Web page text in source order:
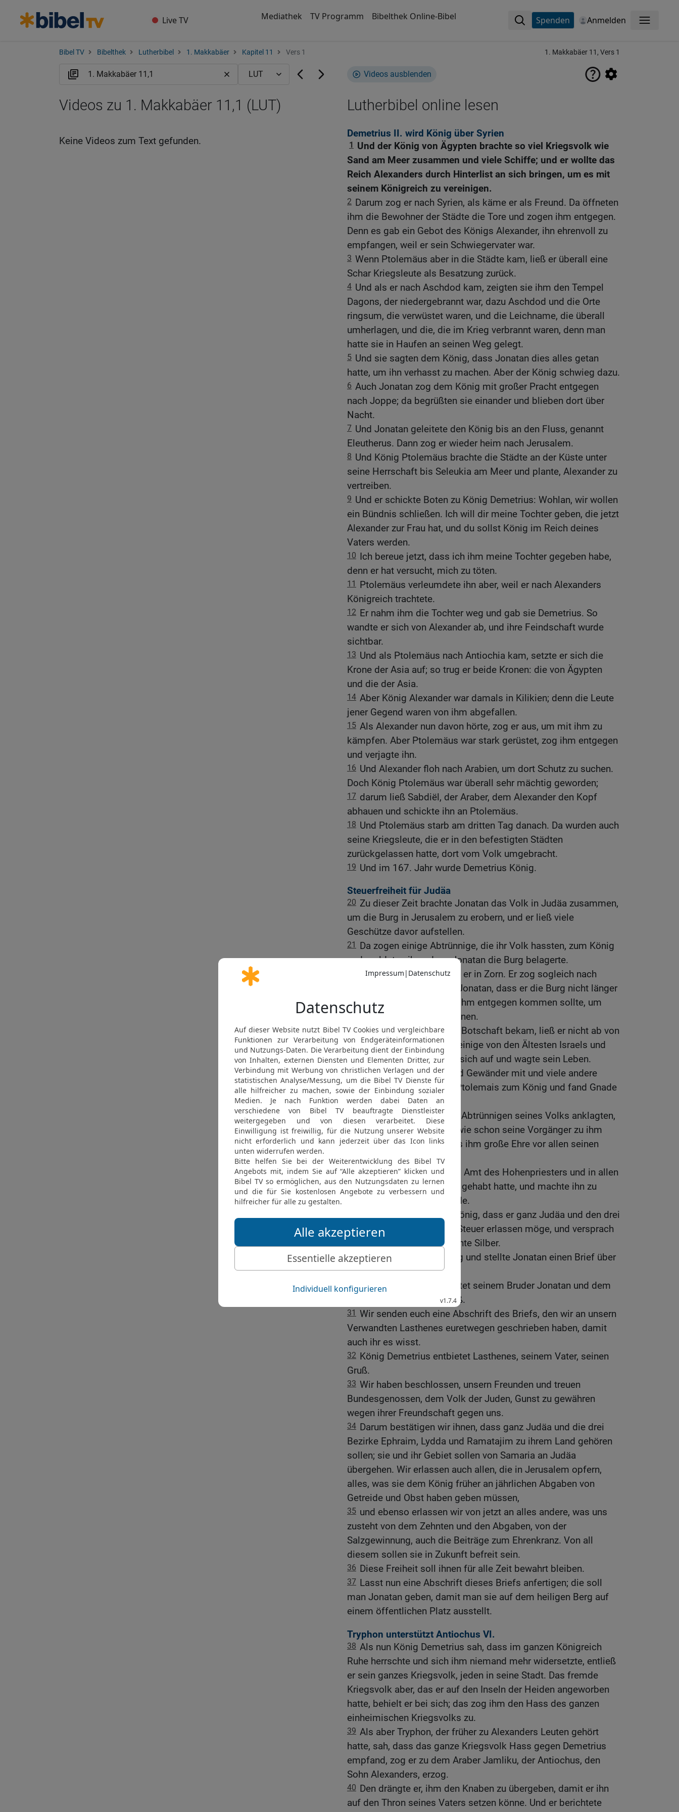
Live TV Mediathek TV Programm Bibelthek Online-Bibel Spenden Anmelden Menü
Bibel TV Bibelthek Lutherbibel 1. Makkabäer Kapitel 11 Vers 1 1. Makkabäer 11, Vers 1
Videos ausblenden
Lutherbibel online lesen
Demetrius II. wird König über Syrien
1
Und der König von Ägypten brachte so viel Kriegsvolk wie
Sand am Meer zusammen und viele Schiffe; und er wollte das
Reich Alexanders durch Hinterlist an sich bringen, um es mit
seinem Königreich zu vereinigen.
2 Darum zog er nach Syrien, als käme er als Freund. Da öffneten
ihm die Bewohner der Städte die Tore und zogen ihm entgegen.
Denn es gab ein Gebot des Königs Alexander, ihn ehrenvoll zu
empfangen, weil er sein Schwiegervater war.
3 Wenn Ptolemäus aber in die Städte kam, ließ er überall eine
Schar Kriegsleute als Besatzung zurück.
4 Und als er nach Aschdod kam, zeigten sie ihm den Tempel
Dagons, der niedergebrannt war, dazu Aschdod und die Orte
ringsum, die verwüstet waren, und die Leichname, die überall
umherlagen, und die, die im Krieg verbrannt waren, denn man
hatte sie in Haufen an seinen Weg gelegt.
5 Und sie sagten dem König, dass Jonatan dies alles getan
hatte, um ihn verhasst zu machen. Aber der König schwieg dazu.
6 Auch Jonatan zog dem König mit großer Pracht entgegen
nach Joppe; da begrüßten sie einander und blieben dort über
Nacht.
7 Und Jonatan geleitete den König bis an den Fluss, genannt
Eleutherus. Dann zog er wieder heim nach Jerusalem.
8 Und König Ptolemäus brachte die Städte an der Küste unter
seine Herrschaft bis Seleukia am Meer und plante, Alexander zu
vertreiben.
9 Und er schickte Boten zu König Demetrius: Wohlan, wir wollen
ein Bündnis schließen. Ich will dir meine Tochter geben, die jetzt
Alexander zur Frau hat, und du sollst König im Reich deines
Vaters werden.
10 Ich bereue jetzt, dass ich ihm meine Tochter gegeben habe,
denn er hat versucht, mich zu töten.
11
Ptolemäus verleumdete ihn aber, weil er nach Alexanders
Königreich trachtete.
12 Er nahm ihm die Tochter weg und gab sie Demetrius. So
wandte er sich von Alexander ab, und ihre Feindschaft wurde
sichtbar.
13 Und als Ptolemäus nach Antiochia kam, setzte er sich die
Krone der Asia auf; so trug er beide Kronen: die von Ägypten
und die der Asia.
14 Aber König Alexander war damals in Kilikien; denn die Leute
jener Gegend waren von ihm abgefallen.
15 Als Alexander nun davon hörte, zog er aus, um mit ihm zu
kämpfen. Aber Ptolemäus war stark gerüstet, zog ihm entgegen
und verjagte ihn.
16 Und Alexander floh nach Arabien, um dort Schutz zu suchen.
Doch König Ptolemäus war überall sehr mächtig geworden;
17 darum ließ Sabdiël, der Araber, dem Alexander den Kopf
abhauen und schickte ihn an Ptolemäus.
18 Und Ptolemäus starb am dritten Tag danach. Da wurden auch
seine Kriegsleute, die er in den befestigten Städten
zurückgelassen hatte, dort vom Volk umgebracht.
19 Und im 167. Jahr wurde Demetrius König.
Steuerfreiheit für Judäa
20 Zu dieser Zeit brachte Jonatan das Volk in Judäa zusammen,
um die Burg in Jerusalem zu erobern, und er ließ viele
Geschütze davor aufstellen.
21
Da zogen einige Abtrünnige, die ihr Volk hassten, zum König
und meldeten ihm, dass Jonatan die Burg belagerte.
Als der das hörte, geriet er in Zorn. Er zog sogleich nach
Ptolemais und schrieb an Jonatan, dass er die Burg nicht länger
belagern, sondern eilends ihm entgegen kommen sollte, um
ihm in Ptolemais zu begegnen.
23 Doch als Jonatan diese Botschaft bekam, ließ er nicht ab von
der Belagerung. Er wählte einige von den Ältesten Israels und
den Priestern aus, machte sich auf und wagte sein Leben.
24 Er nahm Silber, Gold und Gewänder mit und viele andere
Geschenke und zog nach Ptolemais zum König und fand Gnade
bei ihm.
25 Als ihn dann etliche der Abtrünnigen seines Volks anklagten,
26 hielt der König zu ihm, wie schon seine Vorgänger zu ihm
gehalten hatten, und erwies ihm große Ehre vor allen seinen
Freunden.
27 Und er bestätigte ihn im Amt des Hohenpriesters und in allen
andern Ehren, die er bisher gehabt hatte, und machte ihn zu
einem seiner ersten Freunde.
Jonatan bat auch den König, dass er ganz Judäa und den drei
Bezirken und Samaria die Steuer erlassen möge, und versprach
ihm dafür dreihundert Talente Silber.
29 Das bewilligte der König und stellte Jonatan einen Brief über
all dies aus:
30
König Demetrius entbietet seinem Bruder Jonatan und dem
jüdischen Volk seinen Gruß.
31 Wir senden euch eine Abschrift des Briefs, den wir an unsern
Verwandten Lasthenes euretwegen geschrieben haben, damit
auch ihr es wisst.
32 König Demetrius entbietet Lasthenes, seinem Vater, seinen
Gruß.
33 Wir haben beschlossen, unsern Freunden und treuen
Bundesgenossen, dem Volk der Juden, Gunst zu gewähren
wegen ihrer Freundschaft gegen uns.
34 Darum bestätigen wir ihnen, dass ganz Judäa und die drei
Bezirke Ephraim, Lydda und Ramatajim zu ihrem Land gehören
sollen; sie und ihr Gebiet sollen von Samaria an Judäa
übergehen. Wir erlassen auch allen, die in Jerusalem opfern,
alles, was sie dem König früher an jährlichen Abgaben von
Getreide und Obst haben geben müssen,
35 und ebenso erlassen wir von jetzt an alles andere, was uns
zusteht von dem Zehnten und den Abgaben, von der
Salzgewinnung, auch die Beiträge zum Ehrenkranz. Von all
diesem sollen sie in Zukunft befreit sein.
36 Diese Freiheit soll ihnen für alle Zeit bewahrt bleiben.
37 Lasst nun eine Abschrift dieses Briefs anfertigen; die soll
man Jonatan geben, damit man sie auf dem heiligen Berg auf
einem öffentlichen Platz ausstellt.
Tryphon unterstützt Antiochus VI.
38 Als nun König Demetrius sah, dass im ganzen Königreich
Ruhe herrschte und sich ihm niemand mehr widersetzte, entließ
er sein ganzes Kriegsvolk, jeden in seine Stadt. Das fremde
Kriegsvolk aber, das er auf den Inseln der Heiden angeworben
hatte, behielt er bei sich; das zog ihm den Hass des ganzen
einheimischen Kriegsvolks zu.
39 Als aber Tryphon, der früher zu Alexanders Leuten gehört
hatte, sah, dass das ganze Kriegsvolk Hass gegen Demetrius
empfand, zog er zu dem Araber Jamliku, der Antiochus, den
Sohn Alexanders, erzog.
40 Den drängte er, ihm den Knaben zu übergeben, damit er ihn
auf den Thron seines Vaters setzen könne. Und er berichtete
Videos zu 1. Makkabäer 11,1 (LUT)
Keine Videos zum Text gefunden.